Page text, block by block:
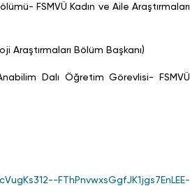
FSMVÜ Kadın ve Aile Araştırmaları
Araştırmaları Bölüm Başkanı)
Dalı Öğretim Görevlisi- FSMVÜ
FThPnvwxsGgfJK1jgs7EnLEE-